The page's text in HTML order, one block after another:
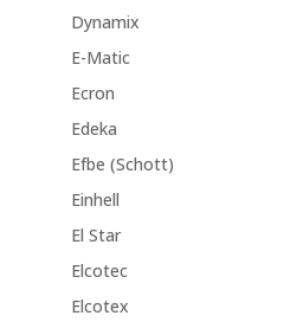
Dynamix
E-Matic
Ecron
Edeka
Efbe (Schott)
Einhell
El Star
Elcotec
Elcotex